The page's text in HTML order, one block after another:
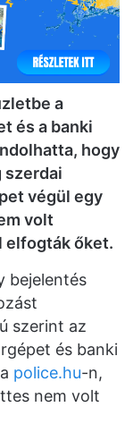
a
és a banki
hogy
szerdai
végül egy
volt
elfogták őket.
bejelentés
szerint az
és banki
police.hu-n,
nem volt